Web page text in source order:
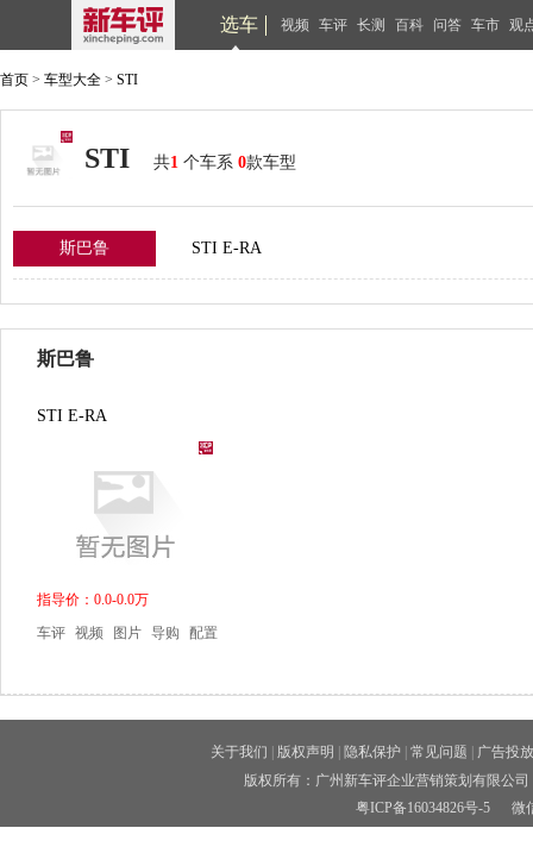
选车 视频 车评 长测 百科 问答 车市 观
首页 > 车型大全 > STI
STI 共1 个车系 0款车型
斯巴鲁 STI E-RA
斯巴鲁
STI E-RA
指导价：0.0-0.0万
车评 视频 图片 导购 配置
关于我们 版权声明 隐私保护 常见问题
广告投放
版权所有：广州新车评企业营销策划有限公
粤ICP备16034826号-5微信